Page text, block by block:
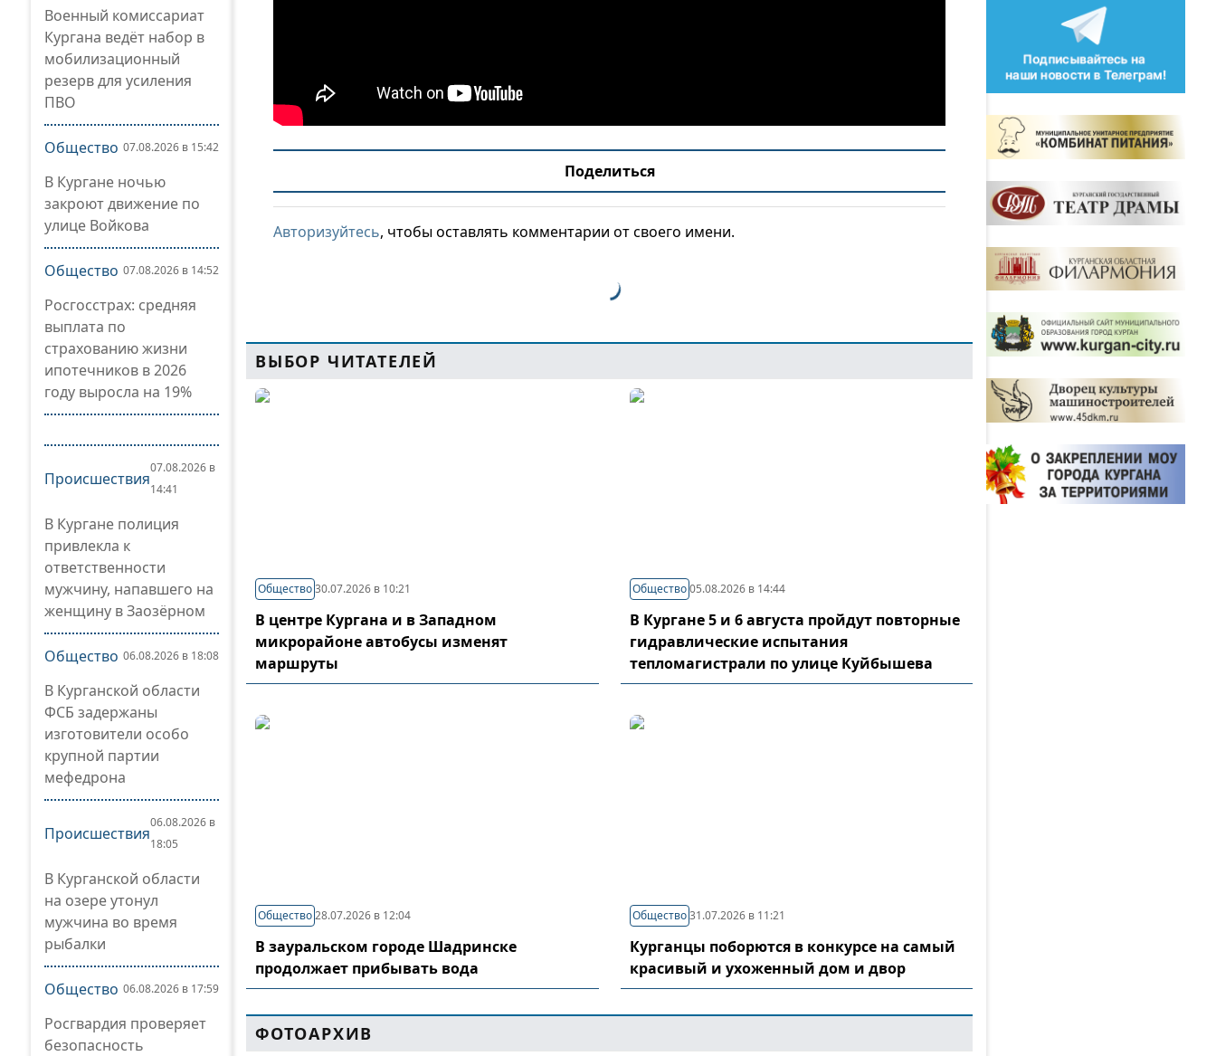
Военный комиссариат
Кургана ведёт набор в
мобилизационный
резерв для усиления
ПВО
Общество 07.08.2026 в 15:42
В Кургане ночью
закроют движение по
улице Войкова
Общество 07.08.2026 в 14:52
Росгосстрах: средняя
выплата по
страхованию жизни
ипотечников в 2026
году выросла на 19%
Происшествия
07.08.2026 в
14:41
В Кургане полиция
привлекла к
ответственности
мужчину, напавшего на
женщину в Заозёрном
Общество 06.08.2026 в 18:08
В Курганской области
ФСБ задержаны
изготовители особо
крупной партии
мефедрона
Происшествия
06.08.2026 в
18:05
В Курганской области
на озере утонул
мужчина во время
рыбалки
Общество 06.08.2026 в 17:59
Росгвардия проверяет
безопасность
Поделиться
Авторизуйтесь, чтобы оставлять комментарии от своего имени.
ВЫБОР ЧИТАТЕЛЕЙ
Общество30.07.2026 в 10:21
В центре Кургана и в Западном
микрорайоне автобусы изменят
маршруты
Общество 05.08.2026 в 14:44
В Кургане 5 и 6 августа пройдут повторные
гидравлические испытания
тепломагистрали по улице Куйбышева
Общество28.07.2026 в 12:04
В зауральском городе Шадринске
продолжает прибывать вода
Общество 31.07.2026 в 11:21
Курганцы поборются в конкурсе на самый
красивый и ухоженный дом и двор
ФОТОАРХИВ